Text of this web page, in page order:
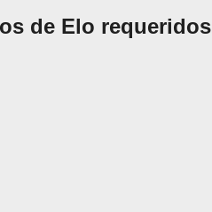
de Elo requeridos